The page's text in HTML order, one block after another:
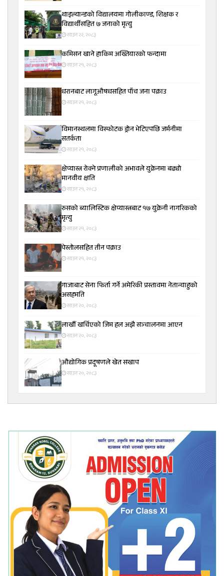
थाइल्यान्डको विद्यालयमा गोलीकाण्ड, शिक्षक र
विद्यार्थीसहित ७ जनाको मृत्यु
साउन २२, २०८३
कमिसन खाने हाकिम अख्तियारको फन्दामा
साउन २१, २०८३
धरानबाट लागूऔषधसहित पाँच जना पक्राउ
साउन २१, २०८३
विमानस्थलमा विस्फोटक ड्रोन भेटिएपछि जर्मनीमा
सतर्कता
साउन २१, २०८३
क्षेप्यास्त्र रोक्ने प्रणालीको अभावले युक्रेनमा बढ्यो
मानवीय क्षति
साउन २१, २०८३
रुसको ब्यालिस्टिक क्षेप्यास्त्रबाट १७ युक्रेनी नागरिकको
मृत्यु
साउन २१, २०८३
पेस्तोलसहित तीन पक्राउ
साउन २१, २०८३
गाजाबाट सेना फिर्ता गर्ने अमेरिकी प्रस्तावमा नेतान्याहुको
असहमति
साउन २०, २०८३
लाखौँ खर्चिएको जिम हल अझै सञ्चालनमा आएन
साउन २०, २०८३
औद्योगिक प्रदूषणले खेत सखाप
साउन २०, २०८३